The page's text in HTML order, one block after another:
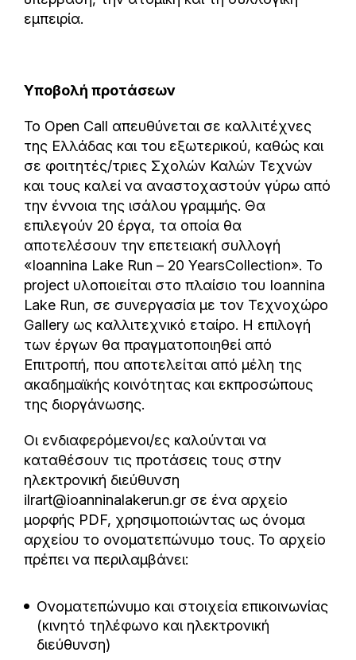
εμπειρία.
Υποβολή προτάσεων
Το Open Call απευθύνεται σε καλλιτέχνες
της Ελλάδας και του εξωτερικού, καθώς και
σε φοιτητές/τριες Σχολών Καλών Τεχνών
και τους καλεί να αναστοχαστούν γύρω από
την έννοια της ισάλου γραμμής. Θα
επιλεγούν 20 έργα, τα οποία θα
αποτελέσουν την επετειακή συλλογή
«Ioannina Lake Run – 20 YearsCollection». Το
project υλοποιείται στο πλαίσιο του Ioannina
Lake Run, σε συνεργασία με τον Τεχνοχώρο
Gallery ως καλλιτεχνικό εταίρο. Η επιλογή
των έργων θα πραγματοποιηθεί από
Επιτροπή, που αποτελείται από μέλη της
ακαδημαϊκής κοινότητας και εκπροσώπους
της διοργάνωσης.
Οι ενδιαφερόμενοι/ες καλούνται να
καταθέσουν τις προτάσεις τους στην
ηλεκτρονική διεύθυνση
ilrart@ioanninalakerun.gr σε ένα αρχείο
μορφής PDF, χρησιμοποιώντας ως όνομα
αρχείου το ονοματεπώνυμο τους. Το αρχείο
πρέπει να περιλαμβάνει:
Ονοματεπώνυμο και στοιχεία επικοινωνίας
(κινητό τηλέφωνο και ηλεκτρονική
διεύθυνση)